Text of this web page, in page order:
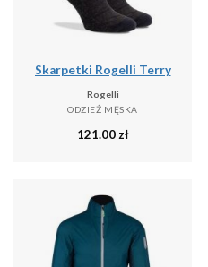
Skarpetki Rogelli Terry
Rogelli
ODZIEŻ MĘSKA
121.00 zł